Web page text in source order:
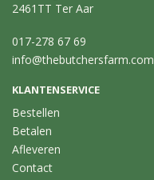
2461TT Ter Aar
017-278 67 69
info@thebutchersfarm.com
KLANTENSERVICE
Bestellen
Betalen
Afleveren
Contact